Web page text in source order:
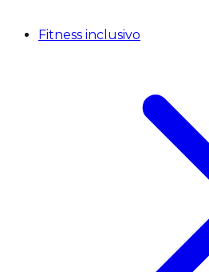
Fitness inclusivo